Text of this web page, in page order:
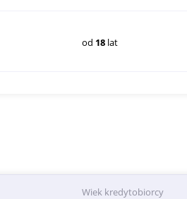
od 18lat
Wiek kredytobiorcy